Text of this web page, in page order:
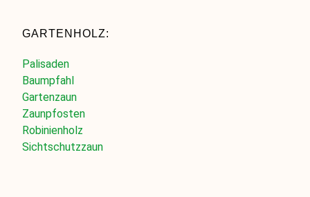
GARTENHOLZ:
Palisaden
Baumpfahl
Gartenzaun
Zaunpfosten
Robinienholz
Sichtschutzzaun